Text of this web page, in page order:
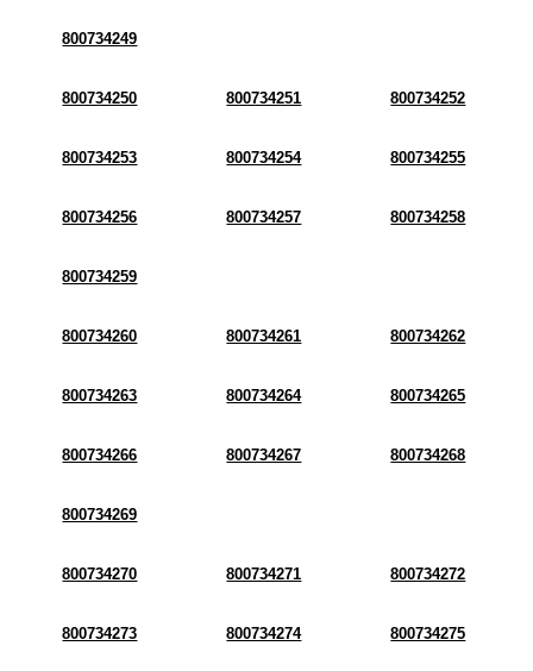
800734249
800734250 800734251 800734252
800734253 800734254 800734255
800734256 800734257 800734258
800734259
800734260 800734261 800734262
800734263 800734264 800734265
800734266 800734267 800734268
800734269
800734270 800734271 800734272
800734273 800734274 800734275